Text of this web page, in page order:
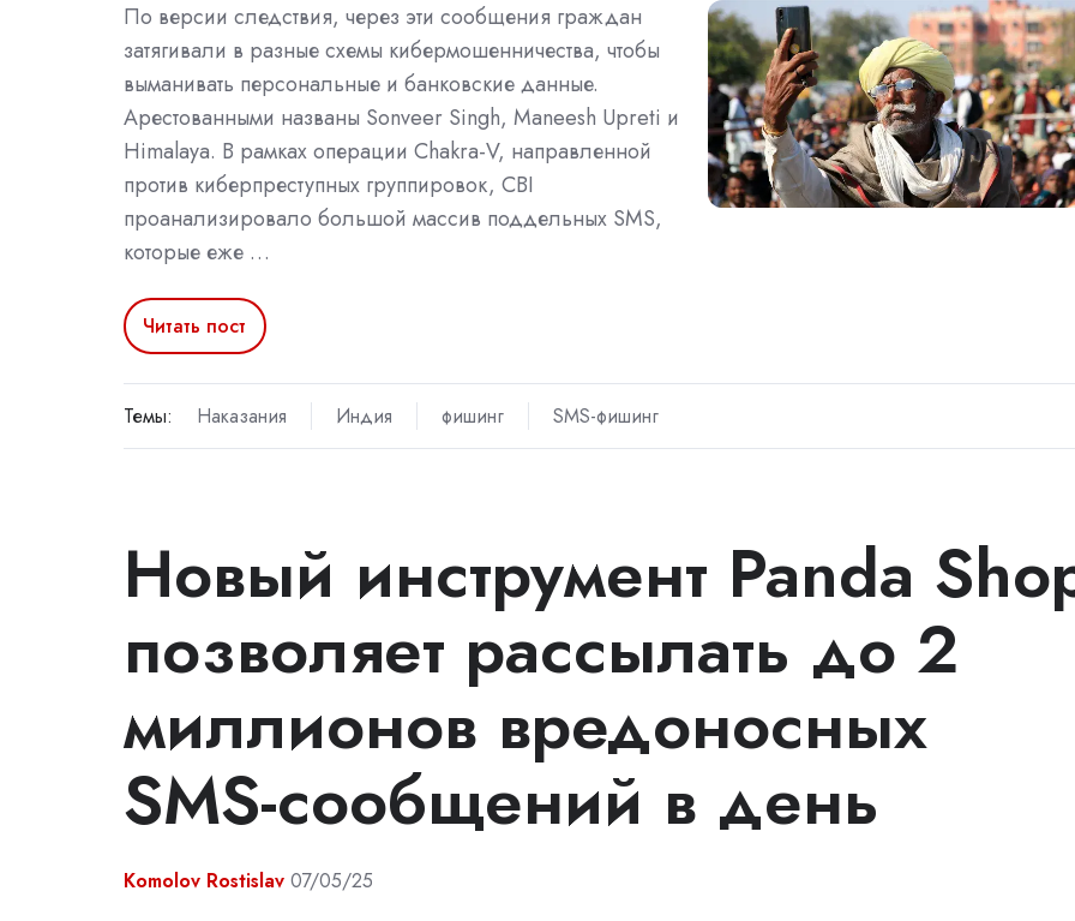
По версии следствия, через эти сообщения граждан
затягивали в разные схемы кибермошенничества, чтобы
выманивать персональные и банковские данные.
Арестованными названы Sonveer Singh, Maneesh Upreti и
Himalaya. В рамках операции Chakra-V, направленной
против киберпреступных группировок, CBI
проанализировало большой массив поддельных SMS,
которые еже …
Читать пост
Темы: Наказания Индия фишинг SMS-фишинг
Новый инструмент Panda
позволяет рассылать до 2
миллионов вредоносных
SMS-сообщений в день
Komolov Rostislav 07/05/25